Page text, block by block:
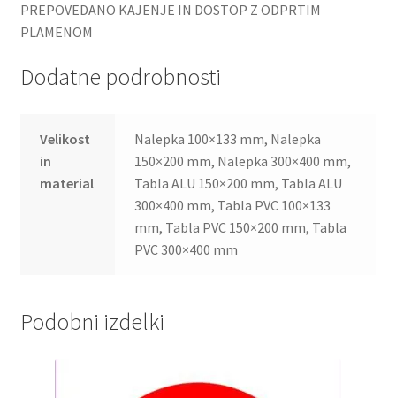
PREPOVEDANO KAJENJE IN DOSTOP Z ODPRTIM
PLAMENOM
Dodatne podrobnosti
Velikost
in
material
Nalepka 100×133 mm, Nalepka
150×200 mm, Nalepka 300×400 mm,
Tabla ALU 150×200 mm, Tabla ALU
300×400 mm, Tabla PVC 100×133
mm, Tabla PVC 150×200 mm, Tabla
PVC 300×400 mm
Podobni izdelki